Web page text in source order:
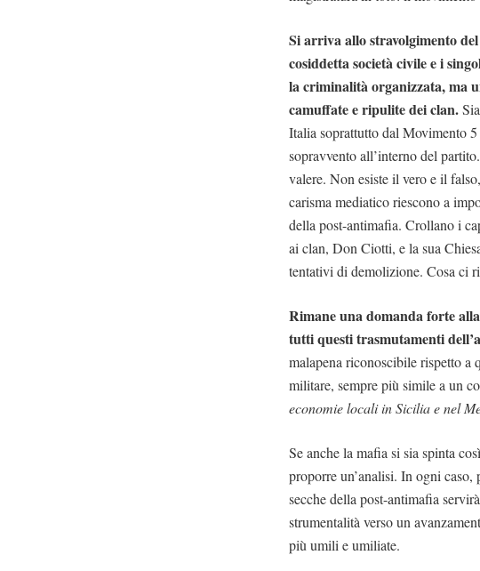
Si arriva allo stravolgimento
cosiddetta società civile e i
la criminalità organizzata, ma
camuffate e ripulite dei clan.
Italia soprattutto dal Movimento
sopravvento all’interno del
valere. Non esiste il vero e il
carisma mediatico riescono a
della post-antimafia. Crollano i
ai clan, Don Ciotti, e la sua
tentativi di demolizione. Cosa ci
Rimane una domanda forte
tutti questi trasmutamenti
malapena riconoscibile rispetto a
militare, sempre più simile a un
economie locali in Sicilia e nel
Se anche la mafia si sia spinta
proporre un’analisi. In ogni
secche della post-antimafia
strumentalità verso un
più umili e umiliate.